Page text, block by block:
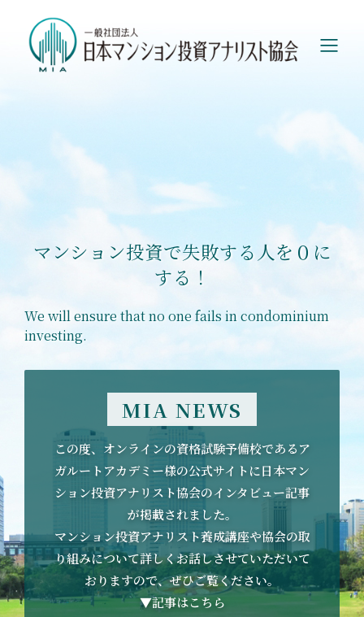
マンション投資で失敗する人を０に
する！
We will ensure that no one fails in condominium
investing.
MIA NEWS
この度、オンラインの資格試験予備校であるア
ガルートアカデミー様の公式サイトに日本マン
ション投資アナリスト協会のインタビュー記事
が掲載されました。
マンション投資アナリスト養成講座や協会の取
り組みについて詳しくお話しさせていただいて
おりますので、ぜひご覧ください。
▼記事はこちら